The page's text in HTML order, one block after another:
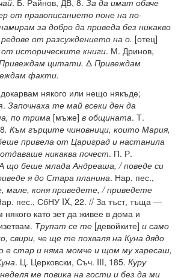
. Б. Райнов, ДВ, 8. За да имат обаче
от правописанието поне на по-
за добро да приведа без никакво
от разсуждението на о. [отец]
историческите книги. М. Дринов,
цитати. Δ Привеждам
факти.
някого или нещо някъде;
Започнаха те май всеки ден да
по трима [мъже] в общината. Т.
. Към гърците чиновници, които Мария,
привела от Цариград и настанила
никаква почест. П. Р.
що беше млада Андреаша, / поведе си
я до Стара планина. Нар. пес.,
мале, коня приведете, / приведете
пес., СбНУ IX, 22. // За тъст, тъща —
като зет да живее в дома и
Трупат се те [девойките] и само
че ще те похваля на Куна дядо
е стар и няма момче и щом му харесаш,
. Ц. Церковски, Съч. III, 185. Куру
ме повика на гости и без да ми